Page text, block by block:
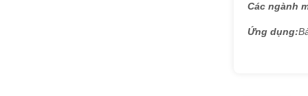
Các ngành
Ứng dụng: